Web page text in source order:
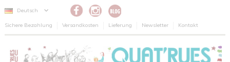
Deutsch
Sichere Bezahlung Versandkosten Lieferung Newsletter Kontakt